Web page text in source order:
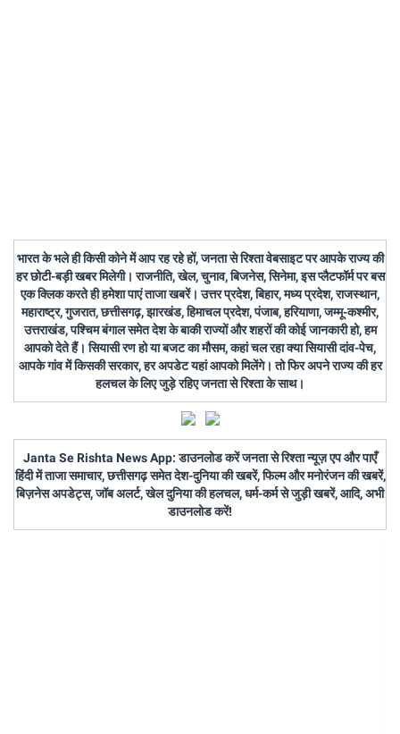
भारत के भले ही किसी कोने में आप रह रहे हों, जनता से रिश्ता वेबसाइट पर आपके राज्य की
हर छोटी-बड़ी खबर मिलेगी। राजनीति, खेल, चुनाव, बिजनेस, सिनेमा, इस प्लैटफॉर्म पर बस
एक क्लिक करते ही हमेशा पाएं ताजा खबरें। उत्तर प्रदेश, बिहार, मध्य प्रदेश, राजस्थान,
महाराष्ट्र, गुजरात, छत्तीसगढ़, झारखंड, हिमाचल प्रदेश, पंजाब, हरियाणा, जम्मू-कश्मीर,
उत्तराखंड, पश्चिम बंगाल समेत देश के बाकी राज्यों और शहरों की कोई जानकारी हो, हम
आपको देते हैं। सियासी रण हो या बजट का मौसम, कहां चल रहा क्या सियासी दांव-पेच,
आपके गांव में किसकी सरकार, हर अपडेट यहां आपको मिलेंगे। तो फिर अपने राज्य की हर
हलचल के लिए जुड़े रहिए जनता से रिश्ता के साथ।
Janta Se Rishta News App: डाउनलोड करें जनता से रिश्ता न्यूज़ एप और पाएँ
हिंदी में ताजा समाचार, छत्तीसगढ़ समेत देश-दुनिया की खबरें, फिल्म और मनोरंजन की खबरें,
बिज़नेस अपडेट्स, जॉब अलर्ट, खेल दुनिया की हलचल, धर्म-कर्म से जुड़ी खबरें, आदि, अभी
डाउनलोड करें!